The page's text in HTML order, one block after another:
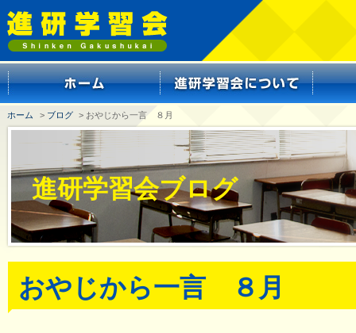
ホーム > ブログ > おやじから一言 ８月
進研学習会ブログ
おやじから一言 ８月